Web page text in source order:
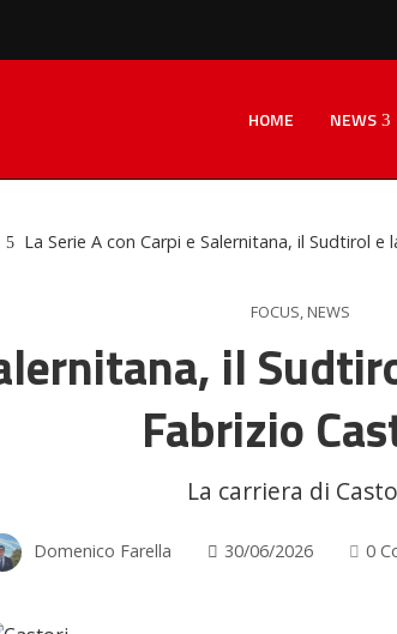
HOME NEWS
La Serie A con Carpi e Salernitana, il Sudtirol
FOCUS, NEWS
il
Fabrizio
La carriera di
Domenico Farella 30/06/2026 0